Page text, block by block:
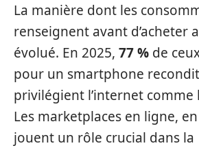
La manière dont les
renseignent avant d’acheter
évolué. En 2025, 77 % de
pour un smartphone
privilégient l’internet comme
Les marketplaces en ligne,
jouent un rôle crucial dans la